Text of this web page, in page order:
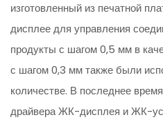
изготовленный из печатной
дисплее для управления
продукты с шагом 0,5 мм в
с шагом 0,3 мм также были
количестве. В последнее
драйвера ЖК-дисплея и ЖК-